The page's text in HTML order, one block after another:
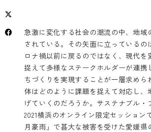
急激に変化する社会の潮流の中、地域
されている。その矢面に立っているの
ロナ禍以前に戻るのではなく、現代を
捉えて多様なステークホルダーが連携
ちづくりを実現することが一層求めら
体はどのように課題を捉えて対応し、
げていくのだろうか。サステナブル・
2021横浜のオンライン限定セッション
月豪雨」で甚大な被害を受けた愛媛県